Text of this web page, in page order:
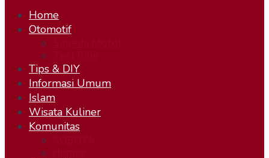
Home
Otomotif
Tips & DIY
Informasi Umum
Islam
Wisata Kuliner
Komunitas